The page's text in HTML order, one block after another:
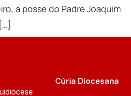
a posse do Padre Joaquim
Cúria Diocesana